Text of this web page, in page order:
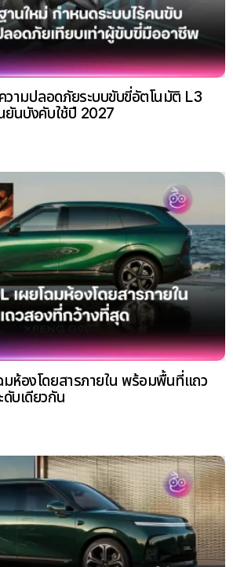
ามปลอดภัยระบบขับขี่อัตโนมัติ L3
ยันบังคับใช้ปี 2027
ห้องโดยสารภายใน พร้อมพื้นที่แถว
บเดียวกัน